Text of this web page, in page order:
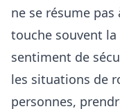
ne se résume
touche souvent la
sentiment de
les situations de
personnes,